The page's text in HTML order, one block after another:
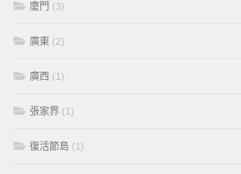
廈門 (3)
廣東 (2)
廣西 (1)
張家界 (1)
復活節島 (1)